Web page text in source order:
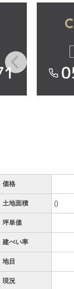
価格
土地面積 ()
坪単価
建ぺい率
地目
現況